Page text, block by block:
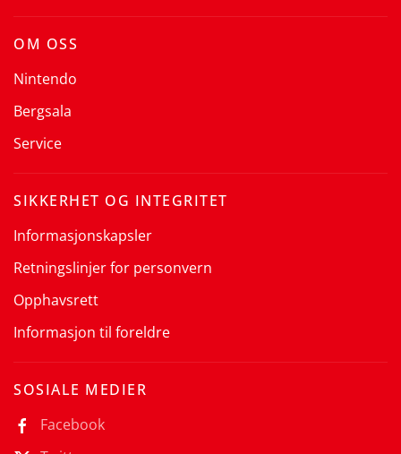
OM OSS
Nintendo
Bergsala
Service
SIKKERHET OG INTEGRITET
Informasjonskapsler
Retningslinjer for personvern
Opphavsrett
Informasjon til foreldre
SOSIALE MEDIER
Facebook